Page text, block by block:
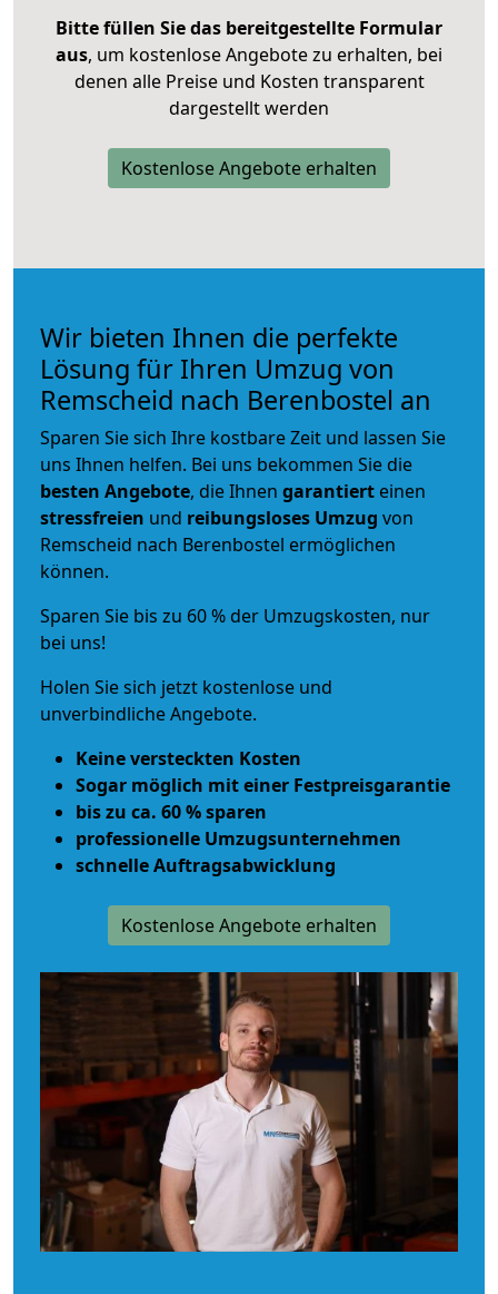
Bitte füllen Sie das bereitgestellte Formular
aus, um kostenlose Angebote zu erhalten, bei
denen alle Preise und Kosten transparent
dargestellt werden
Kostenlose Angebote erhalten
Wir bieten Ihnen die perfekte
Lösung für Ihren Umzug von
Remscheid nach Berenbostel an
Sparen Sie sich Ihre kostbare Zeit und lassen Sie
uns Ihnen helfen. Bei uns bekommen Sie die
besten Angebote, die Ihnen garantiert einen
stressfreien und reibungsloses Umzug von
Remscheid nach Berenbostel ermöglichen
können.
Sparen Sie bis zu 60 % der Umzugskosten, nur
bei uns!
Holen Sie sich jetzt kostenlose und
unverbindliche Angebote.
Keine versteckten Kosten
Sogar möglich mit einer Festpreisgarantie
bis zu ca. 60 % sparen
professionelle Umzugsunternehmen
schnelle Auftragsabwicklung
Kostenlose Angebote erhalten